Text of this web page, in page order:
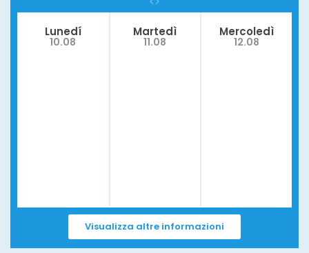
Lunedí
10.08
Martedì
11.08
Mercoledì
12.08
Visualizza altre informazioni